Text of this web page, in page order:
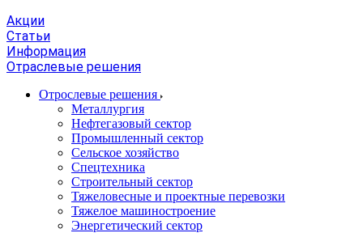
Акции
Статьи
Информация
Отраслевые решения
Отрослевые решения
Металлургия
Нефтегазовый сектор
Промышленный сектор
Сельское хозяйство
Спецтехника
Строительный сектор
Тяжеловесные и проектные перевозки
Тяжелое машиностроение
Энергетический сектор